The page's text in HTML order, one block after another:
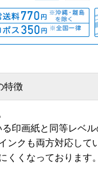
特徴
印画紙と同等レベル
クも両方対応して
くくなっております。